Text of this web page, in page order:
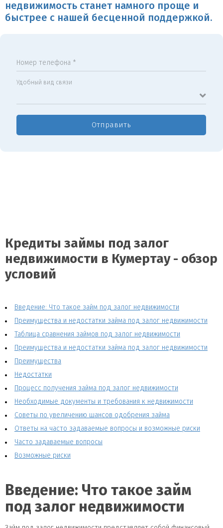
недвижимость станет намного проще и
быстрее с нашей бесценной поддержкой.
Номер телефона *
Удобный вид связи
Отправить
Кредиты займы под залог
недвижимости в Кумертау - обзор
условий
Введение: Что такое займ под залог недвижимости
Преимущества и недостатки займа под залог недвижимости
Таблица сравнения займов под залог недвижимости
Преимущества и недостатки займа под залог недвижимости
Преимущества
Недостатки
Процесс получения займа под залог недвижимости
Необходимые документы и требования к недвижимости
Советы по увеличению шансов одобрения займа
Ответы на часто задаваемые вопросы и возможные риски
Часто задаваемые вопросы
Возможные риски
Введение: Что такое займ
под залог недвижимости